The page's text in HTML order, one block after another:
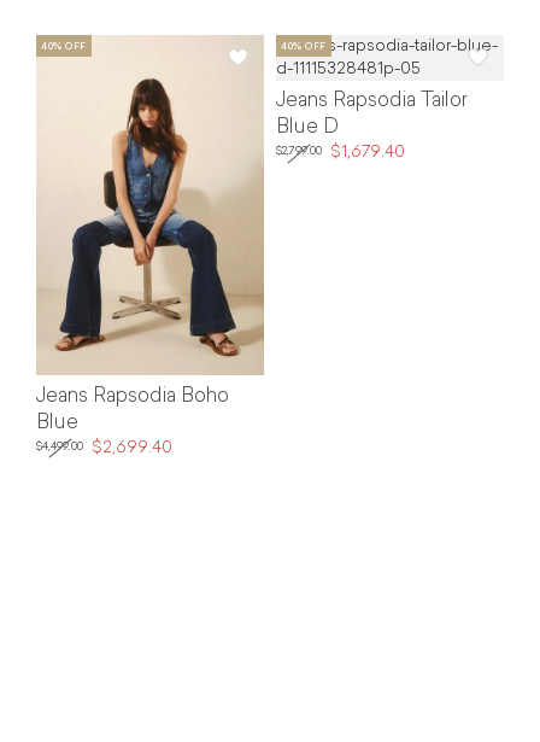
COMPOSICIÓN
TIPO DE PRODUCTO
Jeans Rapsodia Boho
Blue
$4,499.00 $2,699.40
Jeans Rapsodia Tailor
Blue D
$2,799.00 $1,679.40